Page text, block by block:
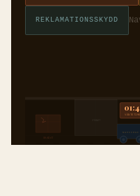
REKLAMATIONSSKYDD